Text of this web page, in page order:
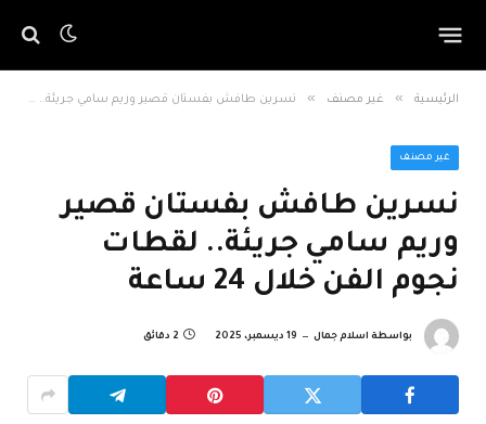
الرئيسية » غير مصنف » نسرين طافش بفستان قصير وريم سامي جريئة.. لقطات نجوم الفن خلال 24 ساعة
غير مصنف
نسرين طافش بفستان قصير
وريم سامي جريئة.. لقطات
نجوم الفن خلال 24 ساعة
بواسطة اسلام جمال 19 ديسمبر، 2025 2 دقائق